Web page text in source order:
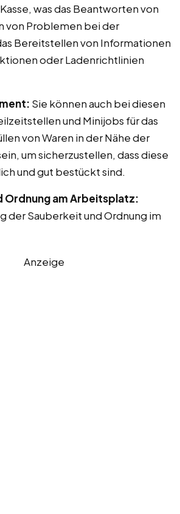
was das Beantworten von
von Problemen bei der
Bereitstellen von Informationen
oder Ladenrichtlinien
Sie können auch bei diesen
und Minijobs für das
von Waren in der Nähe der
um sicherzustellen, dass diese
und gut bestückt sind.
Ordnung am Arbeitsplatz:
der Sauberkeit und Ordnung im
Anzeige